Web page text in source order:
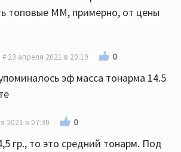
топовые ММ, примерно, от цены
23 апреля 2021 в 20:19 0
эф масса тонарма 14.5
2021 в 07:30 0
гр., то это средний тонарм. Под